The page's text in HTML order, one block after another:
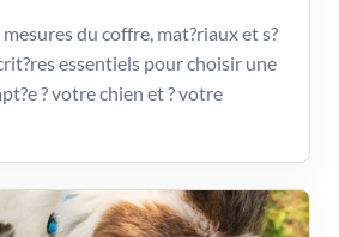
du coffre, mat?riaux et s?
essentiels pour choisir une
? votre chien et ? votre